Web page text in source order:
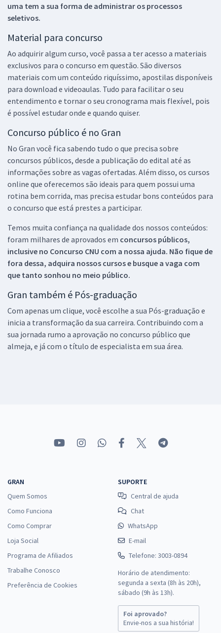
uma tem a sua forma de administrar os processos
seletivos.
Material para concurso
Ao adquirir algum curso, você passa a ter acesso a materiais
exclusivos para o concurso em questão. São diversos
materiais com um conteúdo riquíssimo, apostilas disponíveis
para download e videoaulas. Tudo para facilitar o seu
entendimento e tornar o seu cronograma mais flexível, pois
é possível estudar onde e quando quiser.
Concurso público é no Gran
No Gran você fica sabendo tudo o que precisa sobre
concursos públicos, desde a publicação do edital até as
informações sobre as vagas ofertadas. Além disso, os cursos
online que oferecemos são ideais para quem possui uma
rotina bem corrida, mas precisa estudar bons conteúdos para
o concurso que está prestes a participar.
Temos muita confiança na qualidade dos nossos conteúdos:
foram milhares de aprovados em concursos públicos,
inclusive no Concurso CNU com a nossa ajuda. Não fique de
fora dessa, adquira nossos cursos e busque a vaga com
que tanto sonhou no meio público.
Gran também é Pós-graduação
Com apenas um clique, você escolhe a sua Pós-graduação e
inicia a transformação da sua carreira. Contribuindo com a
sua jornada rumo a aprovação no concurso público que
almeja, e já com o título de especialista em sua área.
GRAN
Quem Somos
Como Funciona
Como Comprar
Loja Social
Programa de Afiliados
Trabalhe Conosco
Preferência de Cookies
SUPORTE
Central de ajuda
Chat
WhatsApp
E-mail
Telefone: 3003-0894
Horário de atendimento:
segunda a sexta (8h às 20h),
sábado (9h às 13h).
Foi aprovado?
Envie-nos a sua história!